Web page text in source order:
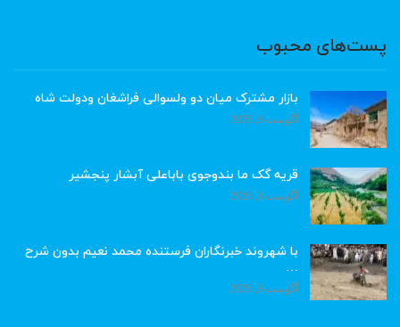
پست‌های محبوب
بازار مشترک میان دو ولسوالی فراشغان ودولت شاه
آگوست 8, 2026
قریه گک ما بندوجوی باباعلی آبشار پنجشیر
آگوست 8, 2026
با شهروند خبرنگاران فرستنده محمد نعیم بدون شرح
…
آگوست 8, 2026